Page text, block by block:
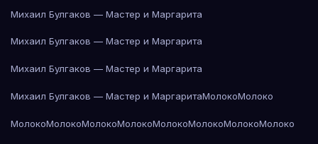
Михаил Булгаков — Мастер и Маргарита
Михаил Булгаков — Мастер и Маргарита
Михаил Булгаков — Мастер и Маргарита
Михаил Булгаков — Мастер и МаргаритаМолокоМолоко
МолокоМолокоМолокоМолокоМолокоМолокоМолокоМолоко